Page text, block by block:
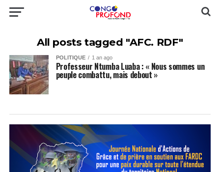
All posts tagged "AFC. RDF"
POLITIQUE 1 an ago
Professeur Ntumba Luaba : « Nous sommes un
peuple combattu, mais debout »